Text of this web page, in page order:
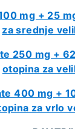
mg + 25
za srednje
250 mg +
otopina za
400 mg +
za vrlo